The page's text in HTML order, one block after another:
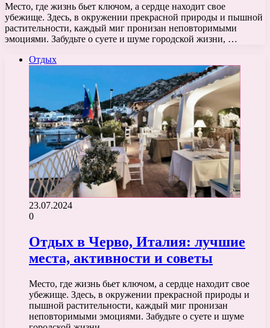
Место, где жизнь бьет ключом, а сердце находит свое
убежище. Здесь, в окружении прекрасной природы и пышной
растительности, каждый миг пронизан неповторимыми
эмоциями. Забудьте о суете и шуме городской жизни, …
Отдых
23.07.2024
0
Отдых в Черво, Италия: лучшие
места, активности и советы
Место, где жизнь бьет ключом, а сердце находит свое
убежище. Здесь, в окружении прекрасной природы и
пышной растительности, каждый миг пронизан
неповторимыми эмоциями. Забудьте о суете и шуме